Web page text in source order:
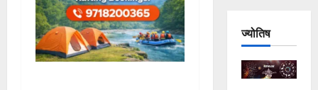
ज्योतिष